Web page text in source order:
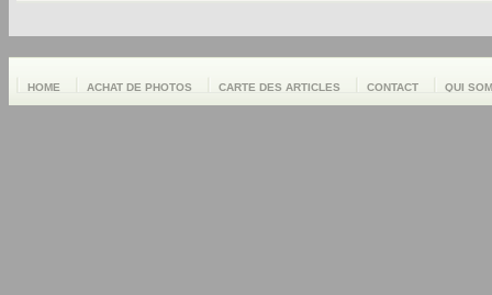
HOME ACHAT DE PHOTOS CARTE DES ARTICLES CONTACT QUI